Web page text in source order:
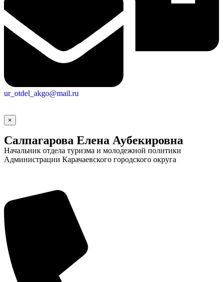
ur_otdel_akgo@mail.ru
×
Салпагарова Елена Аубекировна
Начальник отдела туризма и молодежной политики
Администрации Карачаевского городского округа